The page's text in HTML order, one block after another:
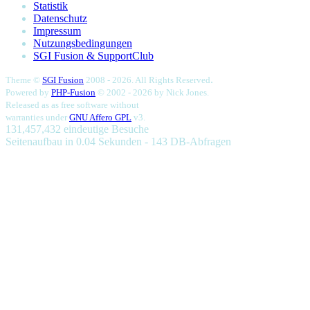
Statistik
Datenschutz
Impressum
Nutzungsbedingungen
SGI Fusion & SupportClub
Theme © SGI Fusion 2008 - 2026. All Rights Reserved.
Powered by PHP-Fusion © 2002 - 2026 by Nick Jones.
Released as as free software without
warranties under GNU Affero GPL v3.
131,457,432 eindeutige Besuche
Seitenaufbau in 0.04 Sekunden - 143 DB-Abfragen